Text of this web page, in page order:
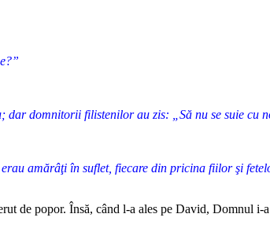
domnitorii filistenilor au zis: „Să nu se suie cu
amărâţi în suflet, fiecare din pricina fiilor şi
de popor. Însă, când l-a ales pe David, Domnul